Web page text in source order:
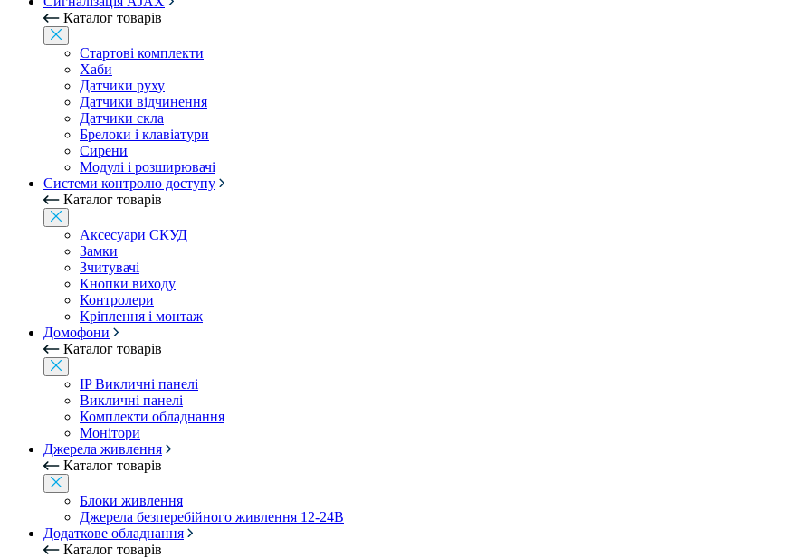
Каталог товарів
Стартові комплекти
Хаби
Датчики руху
Датчики відчинення
Датчики скла
Брелоки і клавіатури
Сирени
Модулі і розширювачі
Системи контролю доступу
Каталог товарів
Аксесуари СКУД
Замки
Зчитувачі
Кнопки виходу
Контролери
Кріплення і монтаж
Домофони
Каталог товарів
IP Викличні панелі
Викличні панелі
Комплекти обладнання
Монітори
Джерела живлення
Каталог товарів
Блоки живлення
Джерела безперебійного живлення 12-24В
Додаткове обладнання
Каталог товарів